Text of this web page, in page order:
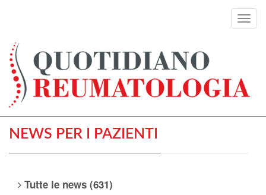
NEWS PER I PAZIENTI
Tutte le news (631)